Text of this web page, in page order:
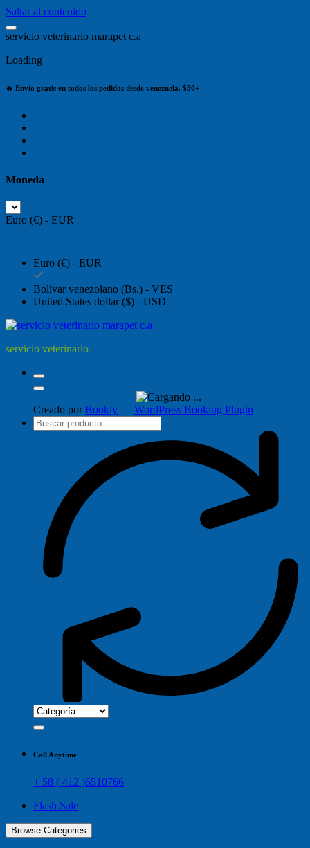
Saltar al contenido
servicio veterinario marapet c.a
Loading
🔥 Envío gratis en todos los pedidos desde venezuela. $50+
Moneda
Euro (€) - EUR
Euro (€) - EUR
Bolívar venezolano (Bs.) - VES
United States dollar ($) - USD
servicio veterinario
Creado por Bookly — WordPress Booking Plugin
Call Anytime
+ 58 ( 412 )6510766
Flash Sale
Browse Categories